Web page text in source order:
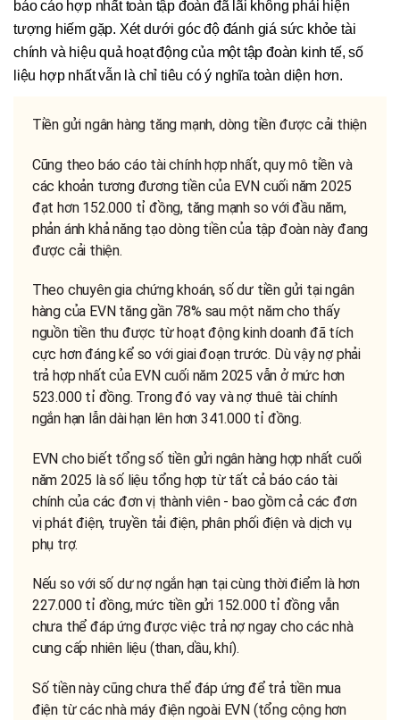
báo cáo hợp nhất toàn tập đoàn đã lãi không phải hiện
tượng hiếm gặp. Xét dưới góc độ đánh giá sức khỏe tài
chính và hiệu quả hoạt động của một tập đoàn kinh tế, số
liệu hợp nhất vẫn là chỉ tiêu có ý nghĩa toàn diện hơn.
Tiền gửi ngân hàng tăng mạnh, dòng tiền được cải thiện
Cũng theo báo cáo tài chính hợp nhất, quy mô tiền và
các khoản tương đương tiền của EVN cuối năm 2025
đạt hơn 152.000 tỉ đồng, tăng mạnh so với đầu năm,
phản ánh khả năng tạo dòng tiền của tập đoàn này đang
được cải thiện.
Theo chuyên gia chứng khoán, số dư tiền gửi tại ngân
hàng của EVN tăng gần 78% sau một năm cho thấy
nguồn tiền thu được từ hoạt động kinh doanh đã tích
cực hơn đáng kể so với giai đoạn trước. Dù vậy nợ phải
trả hợp nhất của EVN cuối năm 2025 vẫn ở mức hơn
523.000 tỉ đồng. Trong đó vay và nợ thuê tài chính
ngắn hạn lẫn dài hạn lên hơn 341.000 tỉ đồng.
EVN cho biết tổng số tiền gửi ngân hàng hợp nhất cuối
năm 2025 là số liệu tổng hợp từ tất cả báo cáo tài
chính của các đơn vị thành viên - bao gồm cả các đơn
vị phát điện, truyền tải điện, phân phối điện và dịch vụ
phụ trợ.
Nếu so với số dư nợ ngắn hạn tại cùng thời điểm là hơn
227.000 tỉ đồng, mức tiền gửi 152.000 tỉ đồng vẫn
chưa thể đáp ứng được việc trả nợ ngay cho các nhà
cung cấp nhiên liệu (than, dầu, khí).
Số tiền này cũng chưa thể đáp ứng để trả tiền mua
điện từ các nhà máy điện ngoài EVN (tổng cộng hơn